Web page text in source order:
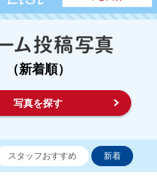
（新着順）
写真を探す
スタッフおすすめ 新着